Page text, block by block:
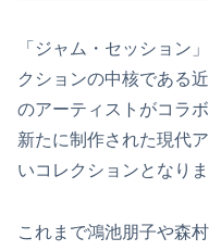
「ジャム・セッション
クションの中核である
のアーティストがコラ
新たに制作された現代
いコレクションとなりま
これまで鴻池朋子や森